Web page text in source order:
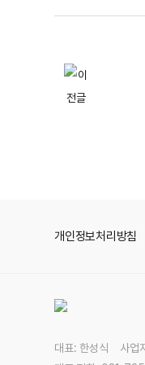
개인정보처리방침
대표: 한성식 사업